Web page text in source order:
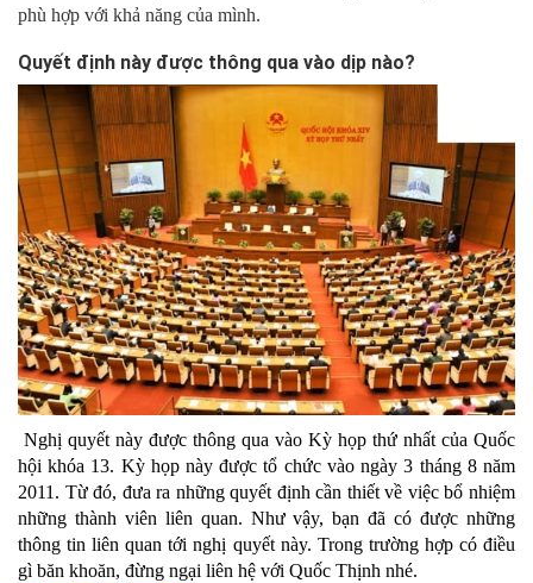
phù hợp với khả năng của mình.
Quyết định này được thông qua vào dịp nào?
Nghị quyết này được thông qua vào Kỳ họp thứ nhất của Quốc
hội khóa 13. Kỳ họp này được tổ chức vào ngày 3 tháng 8 năm
2011. Từ đó, đưa ra những quyết định cần thiết về việc bổ nhiệm
những thành viên liên quan. Như vậy, bạn đã có được những
thông tin liên quan tới nghị quyết này. Trong trường hợp có điều
gì băn khoăn, đừng ngại liên hệ với Quốc Thịnh nhé.